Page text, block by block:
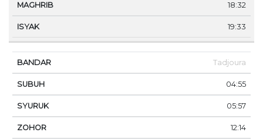
18:32
19:33
Tadjoura
04:55
05:57
12:14